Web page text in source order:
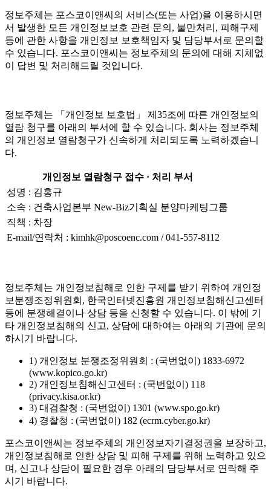
정보주체는 포스코이앤씨의 서비스(또는 사업)을 이용하시면
서 발생한 모든 개인정보보호 관련 문의, 불만처리, 피해구제
등에 관한 사항을 개인정보 보호책임자 및 담당부서로 문의할
수 있습니다. 포스코이앤씨는 정보주체의 문의에 대해 지체없
이 답변 및 처리해드릴 것입니다.
정보주체는 「개인정보 보호법」 제35조에 따른 개인정보의
열람 청구를 아래의 부서에 할 수 있습니다. 회사는 정보주체
의 개인정보 열람청구가 신속하게 처리되도록 노력하겠습니
다.
개인정보 열람청구 접수 · 처리 부서
성명 : 김홍규
소속 : 건축사업본부 New-Biz기획실 분양마케팅그룹
직책 : 차장
E-mail/연락처 : kimhk@poscoenc.com / 041-557-8112
정보주체는 개인정보침해로 인한 구제를 받기 위하여 개인정
보분쟁조정위원회, 한국인터넷진흥원 개인정보침해신고센터
등에 분쟁해결이나 상담 등을 신청할 수 있습니다. 이 밖에 기
타 개인정보침해의 신고, 상담에 대하여는 아래의 기관에 문의
하시기 바랍니다.
1) 개인정보 분쟁조정위원회 : (국번없이) 1833-6972
(www.kopico.go.kr)
2) 개인정보침해신고센터 : (국번없이) 118
(privacy.kisa.or.kr)
3) 대검찰청 : (국번없이) 1301 (www.spo.go.kr)
4) 경찰청 : (국번없이) 182 (ecrm.cyber.go.kr)
포스코이앤씨는 정보주체의 개인정보자기결정권을 보장하고,
개인정보침해로 인한 상담 및 피해 구제를 위해 노력하고 있으
며, 신고나 상담이 필요한 경우 아래의 담당부서로 연락해 주
시기 바랍니다.